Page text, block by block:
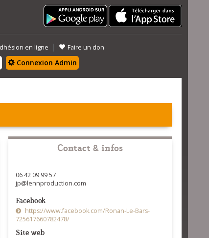
en ligne | Faire un don
Connexion Admin
Contact & infos
06 42 09 99 57
jp@lennproduction.com
Facebook
https://www.facebook.com/Ronan-Le-Bars-
725617660782478/
Site web